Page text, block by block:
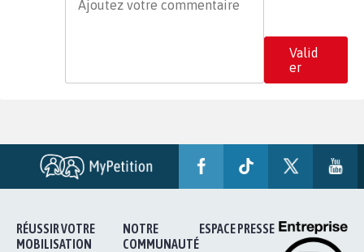
Valid
er
RÉUSSIR VOTRE
MOBILISATION
NOTRE
COMMUNAUTÉ
ESPACE PRESSE